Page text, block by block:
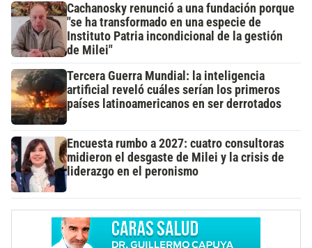
Cachanosky renunció a una fundación porque
"se ha transformado en una especie de
Instituto Patria incondicional de la gestión
de Milei"
Tercera Guerra Mundial: la inteligencia
artificial reveló cuáles serían los primeros
países latinoamericanos en ser derrotados
Encuesta rumbo a 2027: cuatro consultoras
midieron el desgaste de Milei y la crisis de
liderazgo en el peronismo